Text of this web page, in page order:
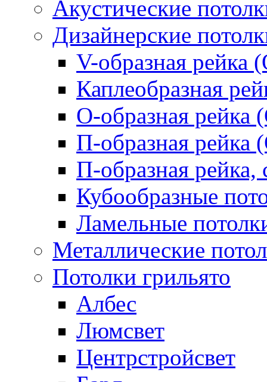
Акустические
Дизайнерские
V-образная рейка
Каплеобразная
О-образная рейка
П-образная рейка
П-образная
Кубообразные
Ламельные
Металлические
Потолки грильято
Албес
Люмсвет
Центрстройсвет